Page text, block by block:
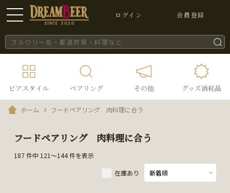
ログイン 会員登録
ビアスタイル ペアリング その他 グッズ消耗品
ホーム フードペアリング 肉料理に合う
フードペアリング 肉料理に合う
在庫あり
187 件中 121～144 件を表示